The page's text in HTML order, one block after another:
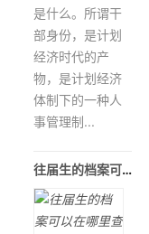
是什么。所谓干
部身份，是计划
经济时代的产
物，是计划经济
体制下的一种人
事管理制...
往届生的档案可以在哪里查询到吗